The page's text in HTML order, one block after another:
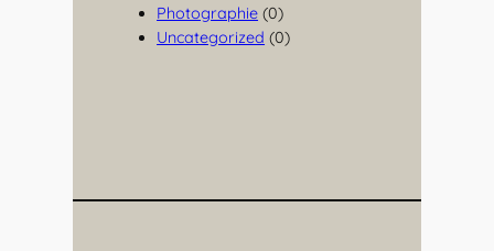
Photographie (0)
Uncategorized (0)